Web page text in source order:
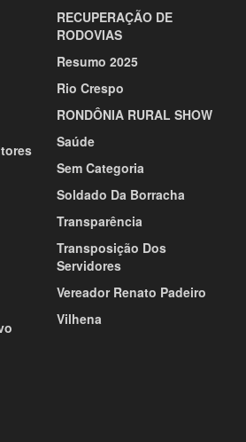
RECUPERAÇÃO DE
RODOVIAS
Resumo 2025
Rio Crespo
RONDÔNIA RURAL SHOW
Saúde
Sem Categoria
Soldado Da Borracha
Transparência
Transposição Dos
Servidores
Vereador Renato Padeiro
Vilhena